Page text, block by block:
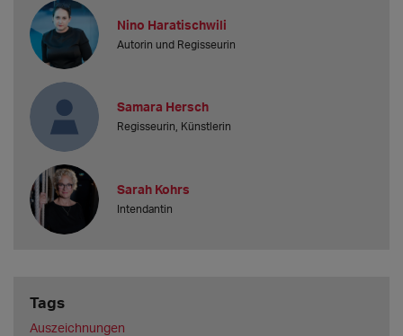
Nino Haratischwili
Autorin und Regisseurin
Samara Hersch
Regisseurin, Künstlerin
Sarah Kohrs
Intendantin
Tags
Auszeichnungen